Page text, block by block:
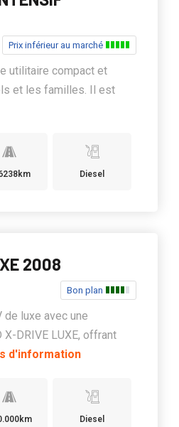
Prix inférieur au marché
utilitaire compact et
et les familles. Il est
Diesel
2008
Bon plan
de luxe avec une
DRIVE LUXE, offrant
d'information
Diesel